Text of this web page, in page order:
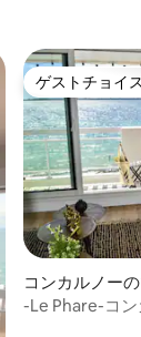
ゲストチョイス
ゲストチョイス
コンカルノー
アパート
-Le Phare-コン